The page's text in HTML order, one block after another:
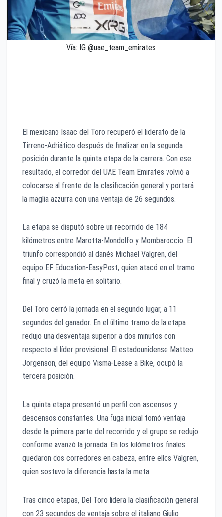
Vía: IG @uae_team_emirates
El mexicano Isaac del Toro recuperó el liderato de la
Tirreno-Adriático después de finalizar en la segunda
posición durante la quinta etapa de la carrera. Con ese
resultado, el corredor del UAE Team Emirates volvió a
colocarse al frente de la clasificación general y portará
la maglia azzurra con una ventaja de 26 segundos.
La etapa se disputó sobre un recorrido de 184
kilómetros entre Marotta-Mondolfo y Mombaroccio. El
triunfo correspondió al danés Michael Valgren, del
equipo EF Education-EasyPost, quien atacó en el tramo
final y cruzó la meta en solitario.
Del Toro cerró la jornada en el segundo lugar, a 11
segundos del ganador. En el último tramo de la etapa
redujo una desventaja superior a dos minutos con
respecto al líder provisional. El estadounidense Matteo
Jorgenson, del equipo Visma-Lease a Bike, ocupó la
tercera posición.
La quinta etapa presentó un perfil con ascensos y
descensos constantes. Una fuga inicial tomó ventaja
desde la primera parte del recorrido y el grupo se redujo
conforme avanzó la jornada. En los kilómetros finales
quedaron dos corredores en cabeza, entre ellos Valgren,
quien sostuvo la diferencia hasta la meta.
Tras cinco etapas, Del Toro lidera la clasificación general
con 23 segundos de ventaja sobre el italiano Giulio